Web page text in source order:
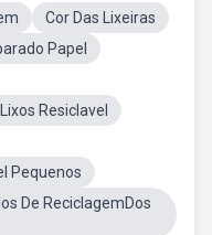
Cor Das Lixeiras
Papel
Resiclavel
Pequenos
De ReciclagemDos